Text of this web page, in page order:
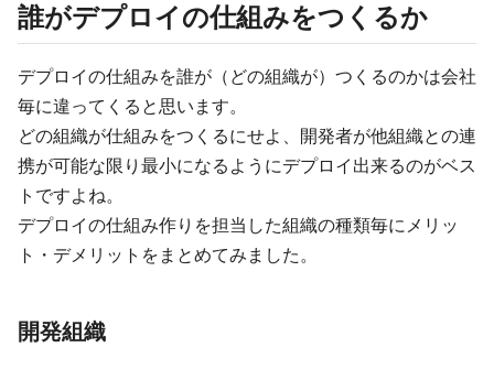
誰がデプロイの仕組みをつくるか
デプロイの仕組みを誰が（どの組織が）つくるのかは会社
毎に違ってくると思います。
どの組織が仕組みをつくるにせよ、開発者が他組織との連
携が可能な限り最小になるようにデプロイ出来るのがベス
トですよね。
デプロイの仕組み作りを担当した組織の種類毎にメリッ
ト・デメリットをまとめてみました。
開発組織